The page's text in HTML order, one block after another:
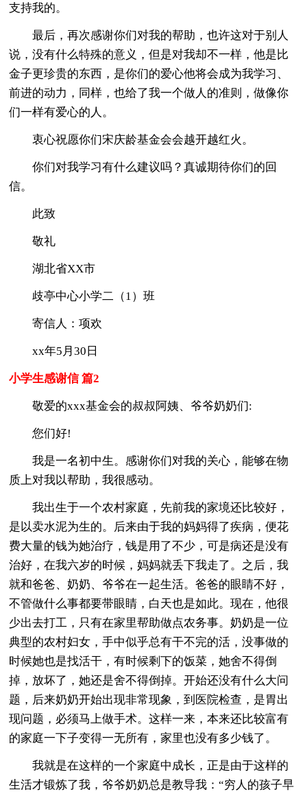
支持我的。
最后，再次感谢你们对我的帮助，也许这对于别人
说，没有什么特殊的意义，但是对我却不一样，他是比
金子更珍贵的东西，是你们的爱心他将会成为我学习、
前进的动力，同样，也给了我一个做人的准则，做像你
们一样有爱心的人。
衷心祝愿你们宋庆龄基金会会越开越红火。
你们对我学习有什么建议吗？真诚期待你们的回
信。
此致
敬礼
湖北省XX市
歧亭中心小学二（1）班
寄信人：项欢
xx年5月30日
小学生感谢信 篇2
敬爱的xxx基金会的叔叔阿姨、爷爷奶奶们:
您们好!
我是一名初中生。感谢你们对我的关心，能够在物
质上对我以帮助，我很感动。
我出生于一个农村家庭，先前我的家境还比较好，
是以卖水泥为生的。后来由于我的妈妈得了疾病，便花
费大量的钱为她治疗，钱是用了不少，可是病还是没有
治好，在我六岁的时候，妈妈就丢下我走了。之后，我
就和爸爸、奶奶、爷爷在一起生活。爸爸的眼睛不好，
不管做什么事都要带眼睛，白天也是如此。现在，他很
少出去打工，只有在家里帮助做点农务事。奶奶是一位
典型的农村妇女，手中似乎总有干不完的活，没事做的
时候她也是找活干，有时候剩下的饭菜，她舍不得倒
掉，放坏了，她还是舍不得倒掉。开始还没有什么大问
题，后来奶奶开始出现非常现象，到医院检查，是胃出
现问题，必须马上做手术。这样一来，本来还比较富有
的家庭一下子变得一无所有，家里也没有多少钱了。
我就是在这样的一个家庭中成长，正是由于这样的
生活才锻炼了我，爷爷奶奶总是教导我：“穷人的孩子早